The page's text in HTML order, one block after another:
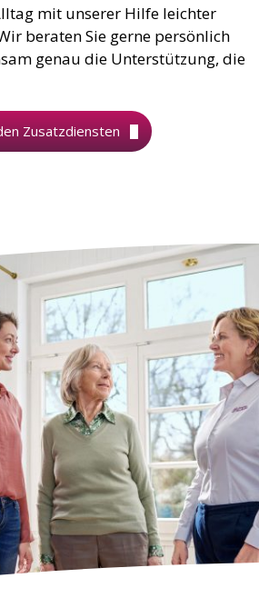
mit unserer Hilfe leichter
beraten Sie gerne persönlich
genau die Unterstützung, die
Zusatzdiensten